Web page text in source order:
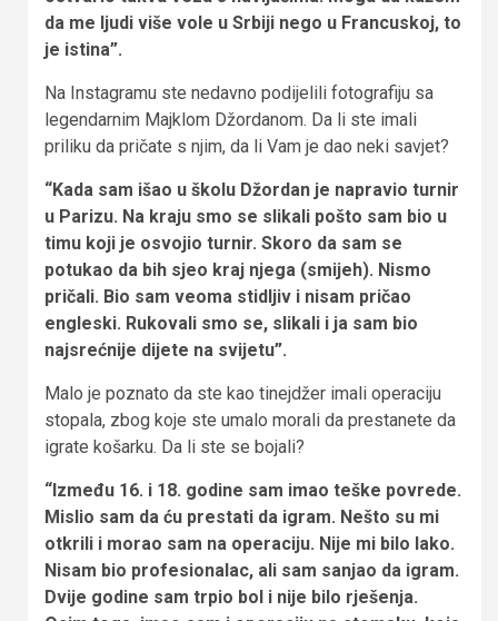
da me ljudi više vole u Srbiji nego u Francuskoj, to
je istina”.
Na Instagramu ste nedavno podijelili fotografiju sa
legendarnim Majklom Džordanom. Da li ste imali
priliku da pričate s njim, da li Vam je dao neki savjet?
“Kada sam išao u školu Džordan je napravio turnir
u Parizu. Na kraju smo se slikali pošto sam bio u
timu koji je osvojio turnir. Skoro da sam se
potukao da bih sjeo kraj njega (smijeh). Nismo
pričali. Bio sam veoma stidljiv i nisam pričao
engleski. Rukovali smo se, slikali i ja sam bio
najsrećnije dijete na svijetu”.
Malo je poznato da ste kao tinejdžer imali operaciju
stopala, zbog koje ste umalo morali da prestanete da
igrate košarku. Da li ste se bojali?
“Između 16. i 18. godine sam imao teške povrede.
Mislio sam da ću prestati da igram. Nešto su mi
otkrili i morao sam na operaciju. Nije mi bilo lako.
Nisam bio profesionalac, ali sam sanjao da igram.
Dvije godine sam trpio bol i nije bilo rješenja.